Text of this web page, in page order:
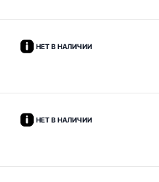
НЕТ В НАЛИЧИИ
НЕТ В НАЛИЧИИ